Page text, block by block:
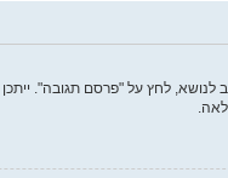
לחץ על "פרסם תגובה".